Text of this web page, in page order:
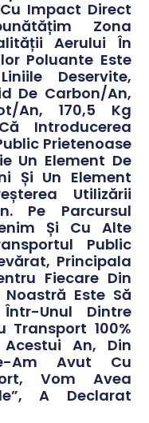
Impact Direct
Zona
Aerului În
Poluante Este
Deservite,
De Carbon/an,
an, 170,5 Kg
Introducerea
Prietenoase
Un Element De
Și Un Element
Utilizării
Pe Parcursul
Și Cu Alte
Public
Principala
Fiecare Din
Este Să
Unul Dintre
Transport 100%
An, Din
Am Avut Cu
Vom Avea
A Declarat